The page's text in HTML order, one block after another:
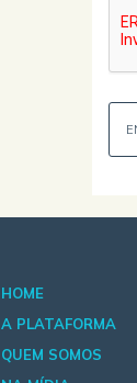
HOME
A PLATAFORMA
QUEM SOMOS